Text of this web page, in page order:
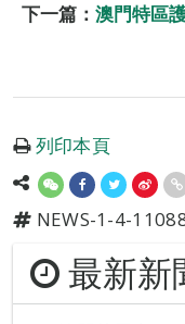
下一篇： 澳門特區
列印本頁
NEWS-1-4-
最新新